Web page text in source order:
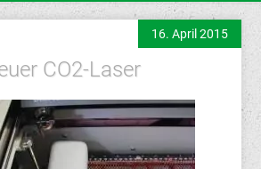
16. April 2015
CO2-Laser